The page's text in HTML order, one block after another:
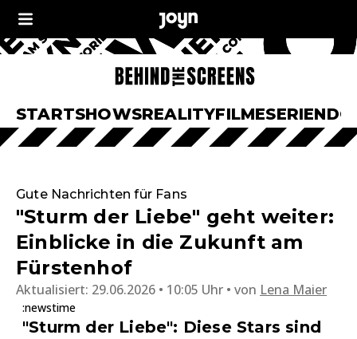
STARTSHOWSREALITYFILMESERIEN
Gute Nachrichten für Fans
"Sturm der Liebe" geht weiter:
Einblicke in die Zukunft am
Fürstenhof
Aktualisiert: 29.06.2026 • 10:05 Uhr von Lena Maier
:newstime
"Sturm der Liebe": Diese Stars sind